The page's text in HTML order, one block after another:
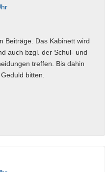
Beiträge. Das Kabinett wird
auch bzgl. der Schul- und
treffen. Bis dahin
bitten.